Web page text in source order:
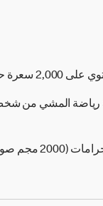
رياضة المشي من